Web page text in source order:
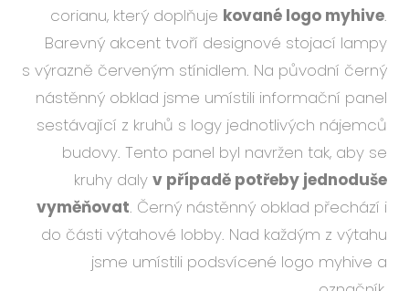
corianu, který doplňuje kované logo myhive.
Barevný akcent tvoří designové stojací lampy
s výrazně červeným stínidlem. Na původní černý
nástěnný obklad jsme umístili informační panel
sestávající z kruhů s logy jednotlivých nájemců
budovy. Tento panel byl navržen tak, aby se
kruhy daly v případě potřeby jednoduše
vyměňovat. Černý nástěnný obklad přechází i
do části výtahové lobby. Nad každým z výtahu
jsme umístili podsvícené logo myhive a